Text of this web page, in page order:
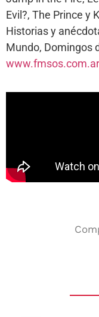
Evil?, The Prince y
Historias y
Mundo, Domingos
www.fmsos.com.ar